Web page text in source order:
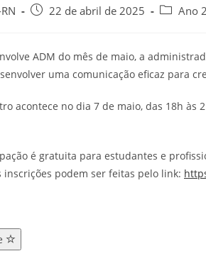
Post 22 de abril de 2025
Categoria
Ano
ADM do mês de maio, a
uma comunicação eficaz para
acontece no dia 7 de maio, das 18h às
é gratuita para estudantes e
inscrições podem ser feitas pelo link: